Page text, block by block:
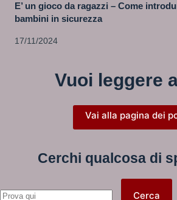
E’ un gioco da ragazzi – Come
bambini in sicurezza
17/11/2024
Vuoi leggere
Vai alla pagina dei
Cerchi qualcosa di
Cerca